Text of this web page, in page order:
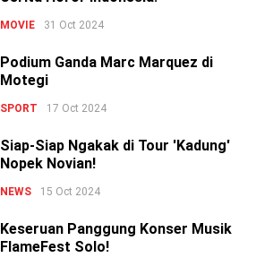
MOVIE 31 Oct 2024
Podium Ganda Marc Marquez di
Motegi
SPORT 17 Oct 2024
Siap-Siap Ngakak di Tour 'Kadung'
Nopek Novian!
NEWS 15 Oct 2024
Keseruan Panggung Konser Musik
FlameFest Solo!